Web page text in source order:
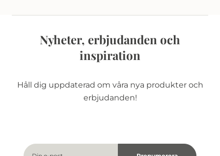
Nyheter, erbjudanden och
inspiration
Håll dig uppdaterad om våra nya produkter och
erbjudanden!